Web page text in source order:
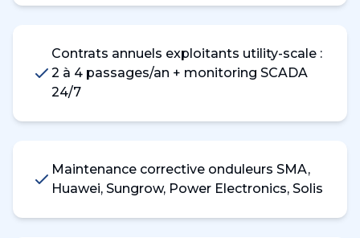
Contrats annuels exploitants utility-scale :
2 à 4 passages/an + monitoring SCADA
24/7
Maintenance corrective onduleurs SMA,
Huawei, Sungrow, Power Electronics, Solis